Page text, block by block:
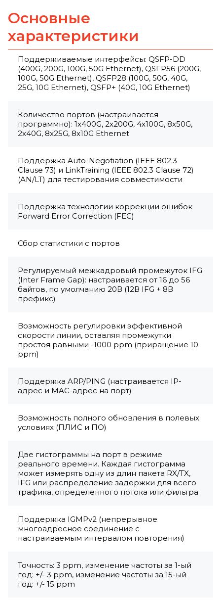
Основные
характеристики
Поддерживаемые интерфейсы: QSFP-DD
(400G, 200G, 100G, 50G Ethernet), QSFP56 (200G,
100G, 50G Ethernet), QSFP28 (100G, 50G, 40G,
25G, 10G Ethernet), QSFP+ (40G, 10G Ethernet)
Количество портов (настраивается
программно): 1x400G, 2x200G, 4x100G, 8x50G,
2x40G, 8x25G, 8x10G Ethernet
Поддержка Auto-Negotiation (IEEE 802.3
Clause 73) и LinkTraining (IEEE 802.3 Clause 72)
(AN/LT) для тестирования совместимости
Поддержка технологии коррекции ошибок
Forward Error Correction (FEC)
Сбор статистики с портов
Регулируемый межкадровый промежуток IFG
(Inter Frame Gap): настраивается от 16 до 56
байтов, по умолчанию 20В (12В IFG + 8В
префикс)
Возможность регулировки эффективной
скорости линии, оставляя промежутки
простоя равными -1000 ppm (приращение 10
ppm)
Поддержка ARP/PING (настраивается IP-
адрес и MAC-адрес на порт)
Возможность полного обновления в полевых
условиях (ПЛИС и ПО)
Две гистограммы на порт в режиме
реального времени. Каждая гистограмма
может измерять одну из длин пакета RX/TX,
IFG или распределение задержки для всего
трафика, определенного потока или фильтра
Поддержка IGMPv2 (непрерывное
многоадресное соединение с
настраиваемым интервалом повторения)
Точность: 3 ррm, изменение частоты за 1-ый
год: +/- 3 ppm, изменение частоты за 15-ый
год: +/- 15 ppm